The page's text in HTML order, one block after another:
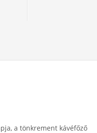
a tönkrement kávéfőző